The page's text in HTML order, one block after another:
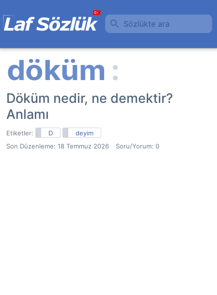
Sözlükte ara
Döküm nedir, ne demektir?
Anlamı
Etiketler: D
deyim
Son Düzenleme: 18 Temmuz 2026 Soru/Yorum: 0